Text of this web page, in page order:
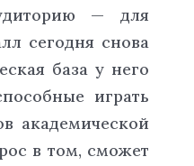
— для
сегодня снова
база у него
играть
академической
в том, сможет